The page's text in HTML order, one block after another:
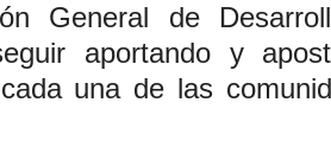
General de
aportando y
una de las